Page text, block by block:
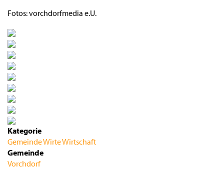
Fotos: vorchdorfmedia e.U.
Kategorie
GemeindeWirteWirtschaft
Gemeinde
Vorchdorf